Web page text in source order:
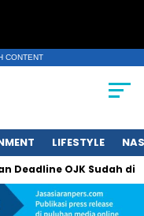
CONTENT
LIFESTYLE
OJK Sudah di